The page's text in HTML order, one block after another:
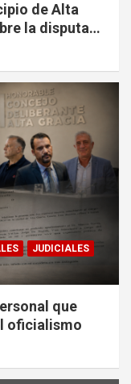
de Alta
la disputa
JUDICIALES
que
oficialismo